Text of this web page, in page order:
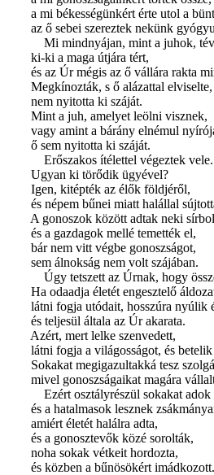
a mi békességünkért érte utol a
az ő sebei szereztek nekünk
Mi mindnyájan, mint a juhok,
ki-ki a maga útjára tért,
és az Úr mégis az ő vállára rakta
Megkínozták, s ő alázattal elviselte,
nem nyitotta ki száját.
Mint a juh, amelyet leölni visznek,
vagy amint a bárány elnémul
ő sem nyitotta ki száját.
Erőszakos ítélettel végeztek vele.
Ugyan ki törődik ügyével?
Igen, kitépték az élők földjéről,
és népem bűnei miatt halállal
A gonoszok között adtak neki
és a gazdagok mellé temették el,
bár nem vitt végbe gonoszságot,
sem álnokság nem volt szájában.
Úgy tetszett az Úrnak, hogy
Ha odaadja életét engesztelő
látni fogja utódait, hosszúra nyúlik
és teljesül általa az Úr akarata.
Azért, mert lelke szenvedett,
látni fogja a világosságot, és betelik
Sokakat megigazultakká tesz
mivel gonoszságaikat magára
Ezért osztályrészül sokakat adok
és a hatalmasok lesznek
amiért életét halálra adta,
és a gonosztevők közé sorolták,
noha sokak vétkeit hordozta,
és közben a bűnösökért